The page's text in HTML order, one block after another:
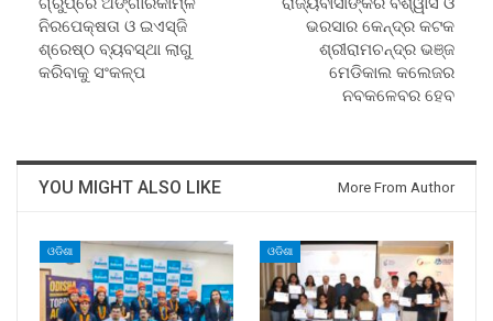
ନିରପେକ୍ଷତା ଓ ଇଏସ୍‌ଜି
ଶ୍ରେଷ୍ଠ ବ୍ୟବସ୍ଥା ଲାଗୁ
କରିବାକୁ ସଂକଳ୍ପ
ଭରସାର କେନ୍ଦ୍ର କଟକ
ଶ୍ରୀରାମଚନ୍ଦ୍ର ଭଞ୍ଜ
ମେଡିକାଲ କଲେଜର
ନବକଳେବର ହେବ
YOU MIGHT ALSO LIKE More From Author
ଓଡିଶା ଓଡିଶା